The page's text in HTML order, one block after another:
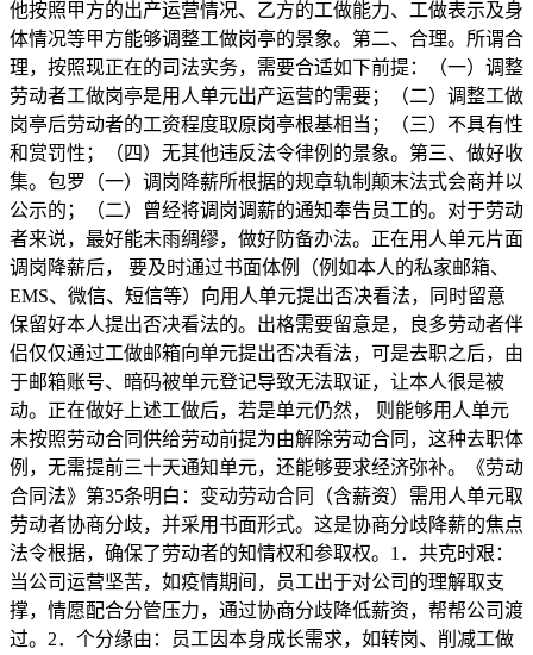
他按照甲方的出产运营情况、乙方的工做能力、工做表示及身
体情况等甲方能够调整工做岗亭的景象。第二、合理。所谓合
理，按照现正在的司法实务，需要合适如下前提：（一）调整
劳动者工做岗亭是用人单元出产运营的需要；（二）调整工做
岗亭后劳动者的工资程度取原岗亭根基相当；（三）不具有性
和赏罚性；（四）无其他违反法令律例的景象。第三、做好收
集。包罗（一）调岗降薪所根据的规章轨制颠末法式会商并以
公示的；（二）曾经将调岗调薪的通知奉告员工的。对于劳动
者来说，最好能未雨绸缪，做好防备办法。正在用人单元片面
调岗降薪后， 要及时通过书面体例（例如本人的私家邮箱、
EMS、微信、短信等）向用人单元提出否决看法，同时留意
保留好本人提出否决看法的。出格需要留意是，良多劳动者伴
侣仅仅通过工做邮箱向单元提出否决看法，可是去职之后，由
于邮箱账号、暗码被单元登记导致无法取证，让本人很是被
动。正在做好上述工做后，若是单元仍然， 则能够用人单元
未按照劳动合同供给劳动前提为由解除劳动合同，这种去职体
例，无需提前三十天通知单元，还能够要求经济弥补。《劳动
合同法》第35条明白：变动劳动合同（含薪资）需用人单元取
劳动者协商分歧，并采用书面形式。这是协商分歧降薪的焦点
法令根据，确保了劳动者的知情权和参取权。1．共克时艰：
当公司运营坚苦，如疫情期间，员工出于对公司的理解取支
撑，情愿配合分管压力，通过协商分歧降低薪资，帮帮公司渡
过。2．个分缘由：员工因本身成长需求，如转岗、削减工做